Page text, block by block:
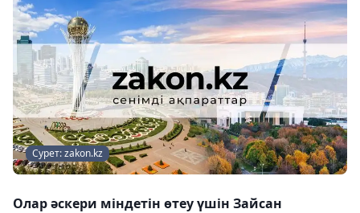
Сурет: zakon.kz
Олар әскери міндетін өтеу үшін Зайсан